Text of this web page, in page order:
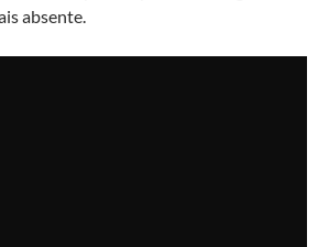
absente.